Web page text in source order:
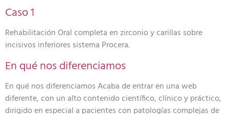
Caso 1
Rehabilitación Oral completa en zirconio y carillas sobre
incisivos inferiores sistema Procera.
En qué nos diferenciamos
En qué nos diferenciamos Acaba de entrar en una web
diferente, con un alto contenido científico, clínico y práctico,
dirigido en especial a pacientes con patologías complejas de